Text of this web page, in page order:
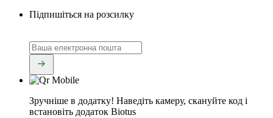
Підпишіться на розсилку
Зручніше в додатку! Наведіть камеру, скануйте код і
встановіть додаток Biotus